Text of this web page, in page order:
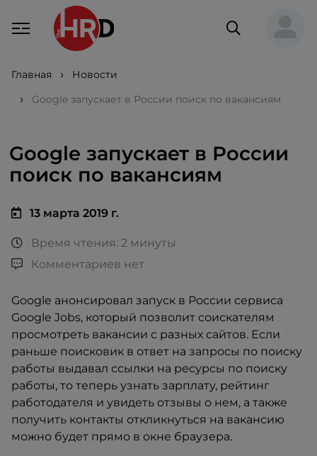
Главная
Новости
Google запускает в России поиск по вакансиям
Google запускает в России
поиск по вакансиям
13 марта 2019 г.
Время чтения: 2 минуты
Комментариев нет
Google анонсировал запуск в России сервиса
Google Jobs, который позволит соискателям
просмотреть вакансии с разных сайтов. Если
раньше поисковик в ответ на запросы по поиску
работы выдавал ссылки на ресурсы по поиску
работы, то теперь узнать зарплату, рейтинг
работодателя и увидеть отзывы о нем, а также
получить контакты откликнуться на вакансию
можно будет прямо в окне браузера.